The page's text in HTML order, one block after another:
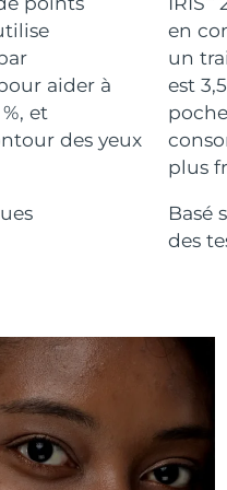
aider à
et
des yeux
en
un
est
plus
Basé
des
Hommes
Livraison estimée 8/12/26
Livraison estimée 8/8/26
Livraison estimée 8/11/26
8/13/26
8/10/26
Livraison estimée8/8/26
Livraison estimée
Livraison estimée 8/8/26